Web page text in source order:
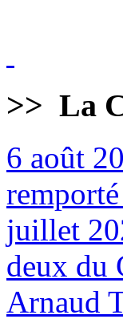
>> La
6 août
juillet
deux du
Arnaud